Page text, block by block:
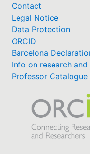
Contact
Legal Notice
Data Protection
ORCID
Barcelona
Info on research
Professor Catalogue